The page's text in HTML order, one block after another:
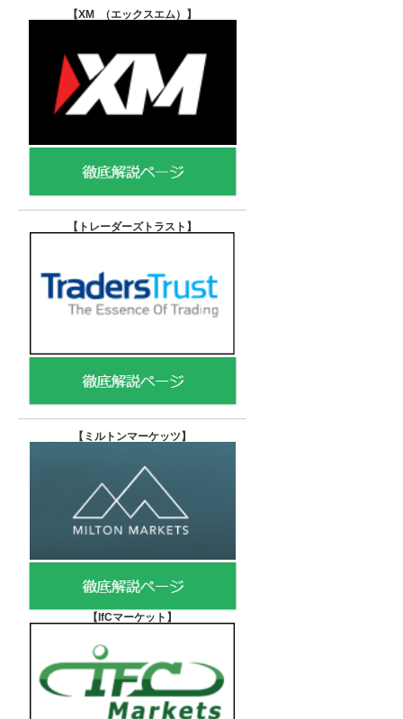
【XM （エックスエム） 】
【トレーダーズトラスト 】
【 ミルトンマーケッツ】
【IfCマーケット 】